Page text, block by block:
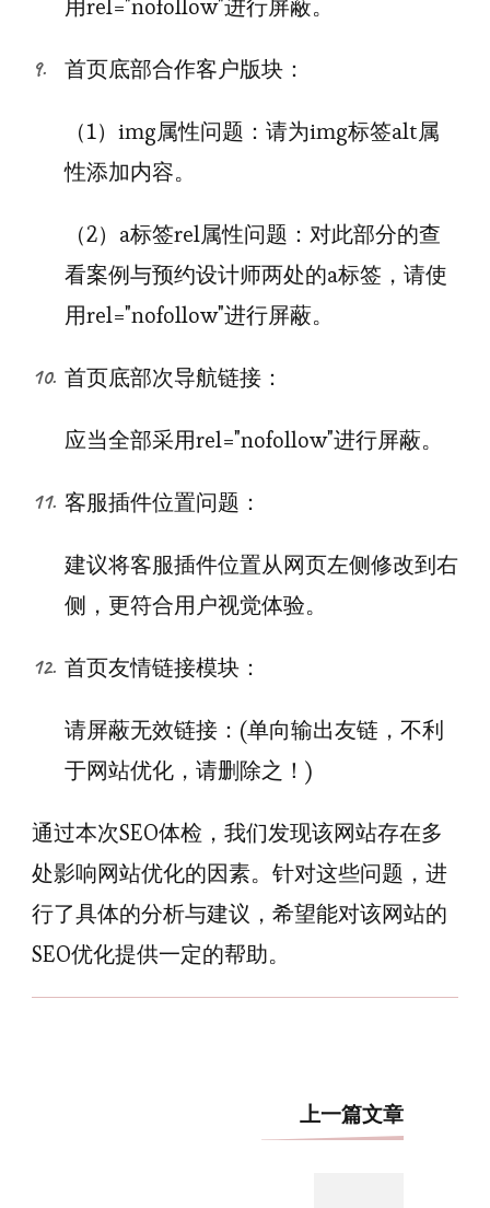
用rel="nofollow"进行屏蔽。
首页底部合作客户版块：
（1）img属性问题：请为img标签alt属
性添加内容。
（2）a标签rel属性问题：对此部分的查
看案例与预约设计师两处的a标签，请使
用rel="nofollow"进行屏蔽。
首页底部次导航链接：
应当全部采用rel="nofollow"进行屏蔽。
客服插件位置问题：
建议将客服插件位置从网页左侧修改到右
侧，更符合用户视觉体验。
首页友情链接模块：
请屏蔽无效链接：(单向输出友链，不利
于网站优化，请删除之！)
通过本次SEO体检，我们发现该网站存在多
处影响网站优化的因素。针对这些问题，进
行了具体的分析与建议，希望能对该网站的
SEO优化提供一定的帮助。
上一篇文章